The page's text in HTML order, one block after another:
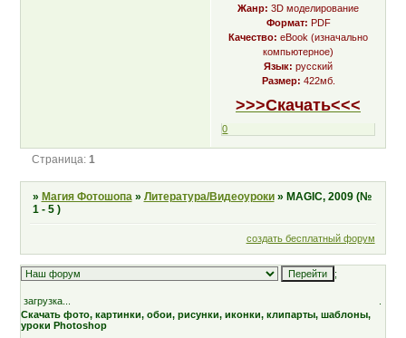
Жанр: 3D моделирование
Формат: PDF
Качество: eBook (изначально
компьютерное)
Язык: русский
Размер: 422мб.
>>>Скачать<<<
0
Страница: 1
» Магия Фотошопа » Литература/Видеоуроки » MAGIC, 2009 (№
1 - 5 )
создать бесплатный форум
;
загрузка...
Скачать фото, картинки, обои, рисунки, иконки, клипарты, шаблоны,
уроки Photoshop